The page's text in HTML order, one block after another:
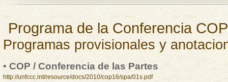
Programa de la Conferencia
Programas provisionales y
• COP / Conferencia de las Partes
http://unfccc.int/resource/docs/2010/cop16/spa/01s.pdf